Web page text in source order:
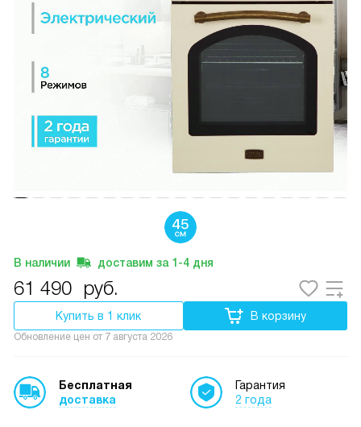
В наличии доставим за 1-4 дня
61 490 руб.
Купить в 1 клик В корзину
Обновление цен от 7 августа 2026
Бесплатная
доставка
Гарантия
2 года